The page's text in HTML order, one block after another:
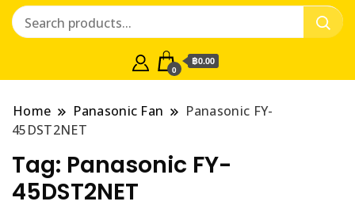
0
฿0.00
Home Panasonic Fan
Panasonic FY-
45DST2NET
Tag: Panasonic FY-
45DST2NET